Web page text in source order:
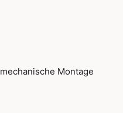
mechanische Montage